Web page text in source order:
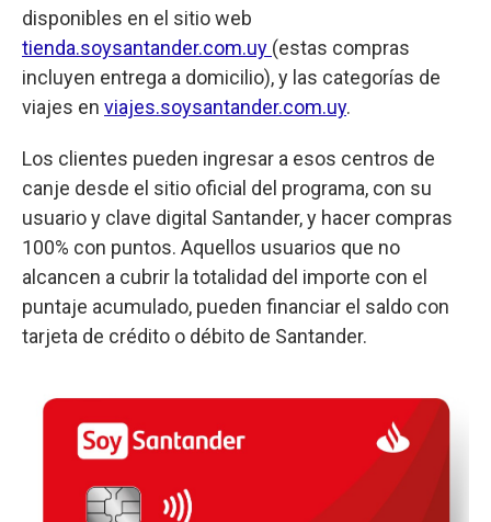
disponibles en el sitio web
tienda.soysantander.com.uy (estas compras
incluyen entrega a domicilio), y las categorías de
viajes en viajes.soysantander.com.uy.
Los clientes pueden ingresar a esos centros de
canje desde el sitio oficial del programa, con su
usuario y clave digital Santander, y hacer compras
100% con puntos. Aquellos usuarios que no
alcancen a cubrir la totalidad del importe con el
puntaje acumulado, pueden financiar el saldo con
tarjeta de crédito o débito de Santander.